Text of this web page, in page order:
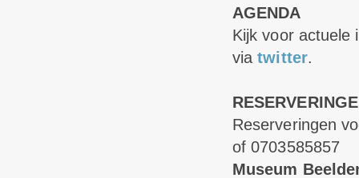
AGENDA
Kijk voor
viatwitter.
Reserveringen
of 0703585857
Museum